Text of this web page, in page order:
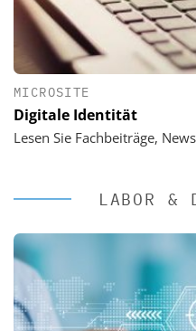
MICROSITE
Digitale Identität
Lesen Sie Fachbeiträge,
LABOR &